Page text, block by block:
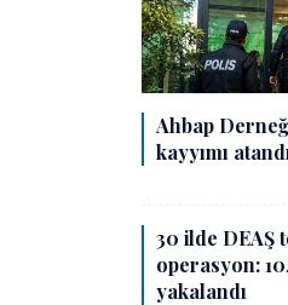
Ahbap
kayyımı
30 ilde DEAŞ
operasyon:
yakalandı